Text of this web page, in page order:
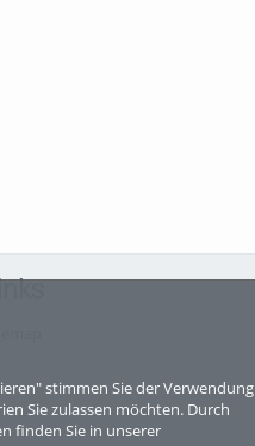
stimmen Sie der Verwendung
Sie zulassen möchten. Durch
finden Sie in unserer